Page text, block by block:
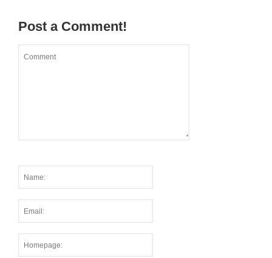
Post a Comment!